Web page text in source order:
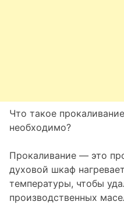
Что такое
необходимо?
Прокаливание — это
духовой шкаф
температуры, чтобы
производственных